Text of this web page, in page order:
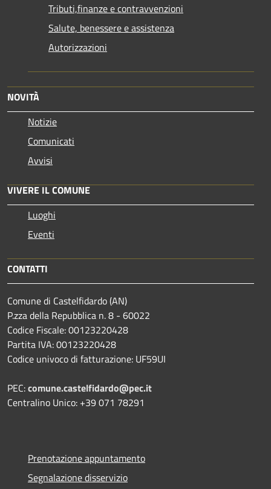
Tributi,finanze e contravvenzioni
Salute, benessere e assistenza
Autorizzazioni
NOVITÀ
Notizie
Comunicati
Avvisi
VIVERE IL COMUNE
Luoghi
Eventi
CONTATTI
Comune di Castelfidardo (AN)
P.zza della Repubblica n. 8 - 60022
Codice Fiscale: 00123220428
Partita IVA: 00123220428
Codice univoco di fatturazione: UF59UI
PEC:comune.castelfidardo@pec.it
Centralino Unico: +39 071 78291
Prenotazione appuntamento
Segnalazione disservizio